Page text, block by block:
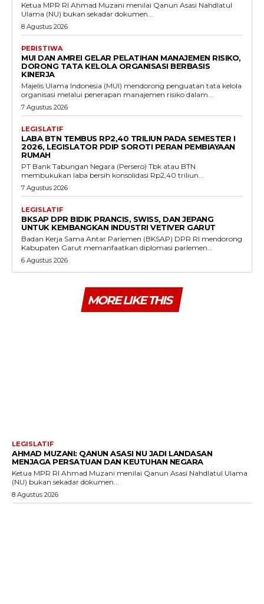
Ketua MPR RI Ahmad Muzani menilai Qanun Asasi Nahdlatul
Ulama (NU) bukan sekadar dokumen...
8 Agustus 2026
PERISTIWA
MUI DAN AMREI GELAR PELATIHAN MANAJEMEN RISIKO,
DORONG TATA KELOLA ORGANISASI BERBASIS
KINERJA
Majelis Ulama Indonesia (MUI) mendorong penguatan tata kelola
organisasi melalui penerapan manajemen risiko dalam...
7 Agustus 2026
LEGISLATIF
LABA BTN TEMBUS RP2,40 TRILIUN PADA SEMESTER I
2026, LEGISLATOR PDIP SOROTI PERAN PEMBIAYAAN
RUMAH
PT Bank Tabungan Negara (Persero) Tbk atau BTN
membukukan laba bersih konsolidasi Rp2,40 triliun...
7 Agustus 2026
LEGISLATIF
BKSAP DPR BIDIK PRANCIS, SWISS, DAN JEPANG
UNTUK KEMBANGKAN INDUSTRI VETIVER GARUT
Badan Kerja Sama Antar Parlemen (BKSAP) DPR RI mendorong
Kabupaten Garut memanfaatkan diplomasi parlemen...
6 Agustus 2026
MORE LIKE THIS
LEGISLATIF
AHMAD MUZANI: QANUN ASASI NU JADI LANDASAN
MENJAGA PERSATUAN DAN KEUTUHAN NEGARA
Ketua MPR RI Ahmad Muzani menilai Qanun Asasi Nahdlatul Ulama
(NU) bukan sekadar dokumen...
8 Agustus 2026